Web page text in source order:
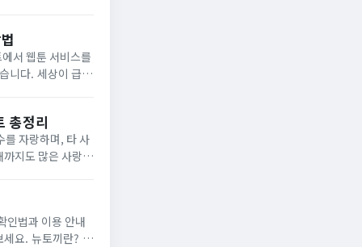
서 웹툰 서비스를
급변
총정리
자랑하며, 타 사
지도 많은 사랑을
인법과 이용 안내
? 뉴